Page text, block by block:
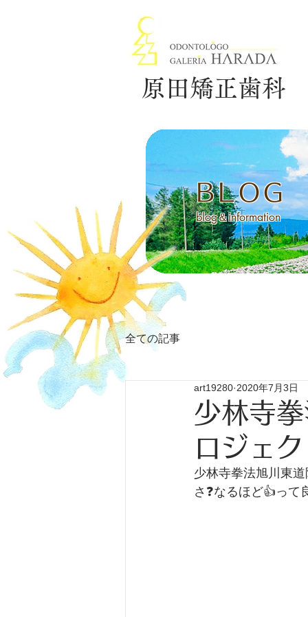
原田矯正歯科
BLOG
blog＆information
全ての記事
少林寺
ロジェ
art19280 2020年7月3日
少林寺拳法旭川東
さ❓️なるほど👍って